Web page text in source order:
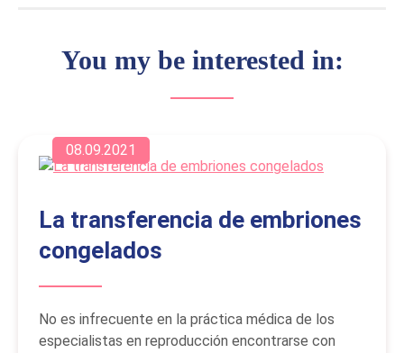
You my be interested in:
08.09.2021
La transferencia de embriones
congelados
No es infrecuente en la práctica médica de los
especialistas en reproducción encontrarse con